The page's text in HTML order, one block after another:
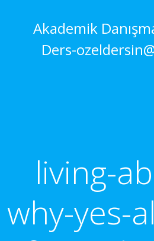
Akademik
Ders-
living-
why-yes-